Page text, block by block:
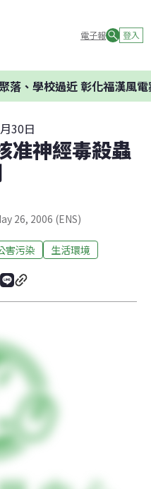
電子報 登入
、學校過近 彰化福漢風電
30日
准神經毒殺蟲
26, 2006 (ENS)
害污染 生活環境